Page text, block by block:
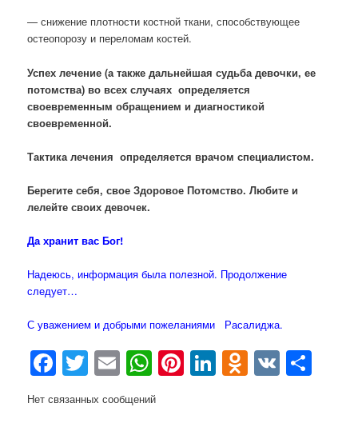
— снижение плотности костной ткани, способствующее
остеопорозу и переломам костей.
Успех лечение (а также дальнейшая судьба девочки, ее
потомства) во всех случаях определяется
своевременным обращением и диагностикой
своевременной.
Тактика лечения определяется врачом специалистом.
Берегите себя, свое Здоровое Потомство. Любите и
лелейте своих девочек.
Да хранит вас Бог!
Надеюсь, информация была полезной. Продолжение
следует…
С уважением и добрыми пожеланиями Расалиджа.
Facebook
Twitter
EmailWhatsApp
Pinterest
LinkedIn
VK
Нет связанных сообщений